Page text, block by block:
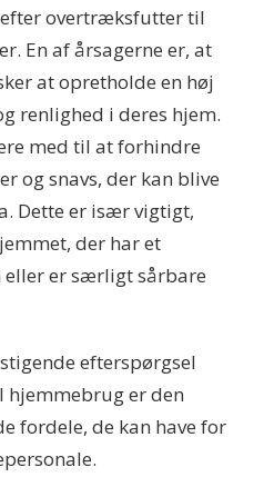
overtræksfutter til
En af årsagerne er, at
at opretholde en høj
renlighed i deres hjem.
med til at forhindre
og snavs, der kan blive
Dette er især vigtigt,
der har et
er særligt sårbare
efterspørgsel
er den
fordele, de kan have for